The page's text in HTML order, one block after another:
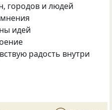
городов и людей
идей
радость внутри